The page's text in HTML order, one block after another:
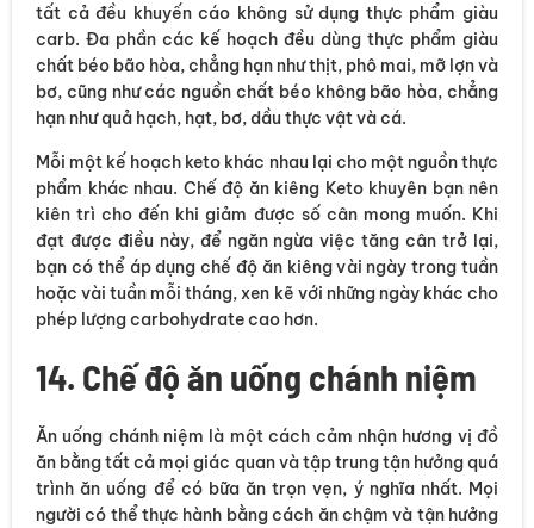
tất cả đều khuyến cáo không sử dụng thực phẩm giàu
carb. Đa phần các kế hoạch đều dùng thực phẩm giàu
chất béo bão hòa, chẳng hạn như thịt, phô mai, mỡ lợn và
bơ, cũng như các nguồn chất béo không bão hòa, chẳng
hạn như quả hạch, hạt, bơ, dầu thực vật và cá.
Mỗi một kế hoạch keto khác nhau lại cho một nguồn thực
phẩm khác nhau. Chế độ ăn kiêng Keto khuyên bạn nên
kiên trì cho đến khi giảm được số cân mong muốn. Khi
đạt được điều này, để ngăn ngừa việc tăng cân trở lại,
bạn có thể áp dụng chế độ ăn kiêng vài ngày trong tuần
hoặc vài tuần mỗi tháng, xen kẽ với những ngày khác cho
phép lượng carbohydrate cao hơn.
14. Chế độ ăn uống chánh niệm
Ăn uống chánh niệm là một cách cảm nhận hương vị đồ
ăn bằng tất cả mọi giác quan và tập trung tận hưởng quá
trình ăn uống để có bữa ăn trọn vẹn, ý nghĩa nhất. Mọi
người có thể thực hành bằng cách ăn chậm và tận hưởng